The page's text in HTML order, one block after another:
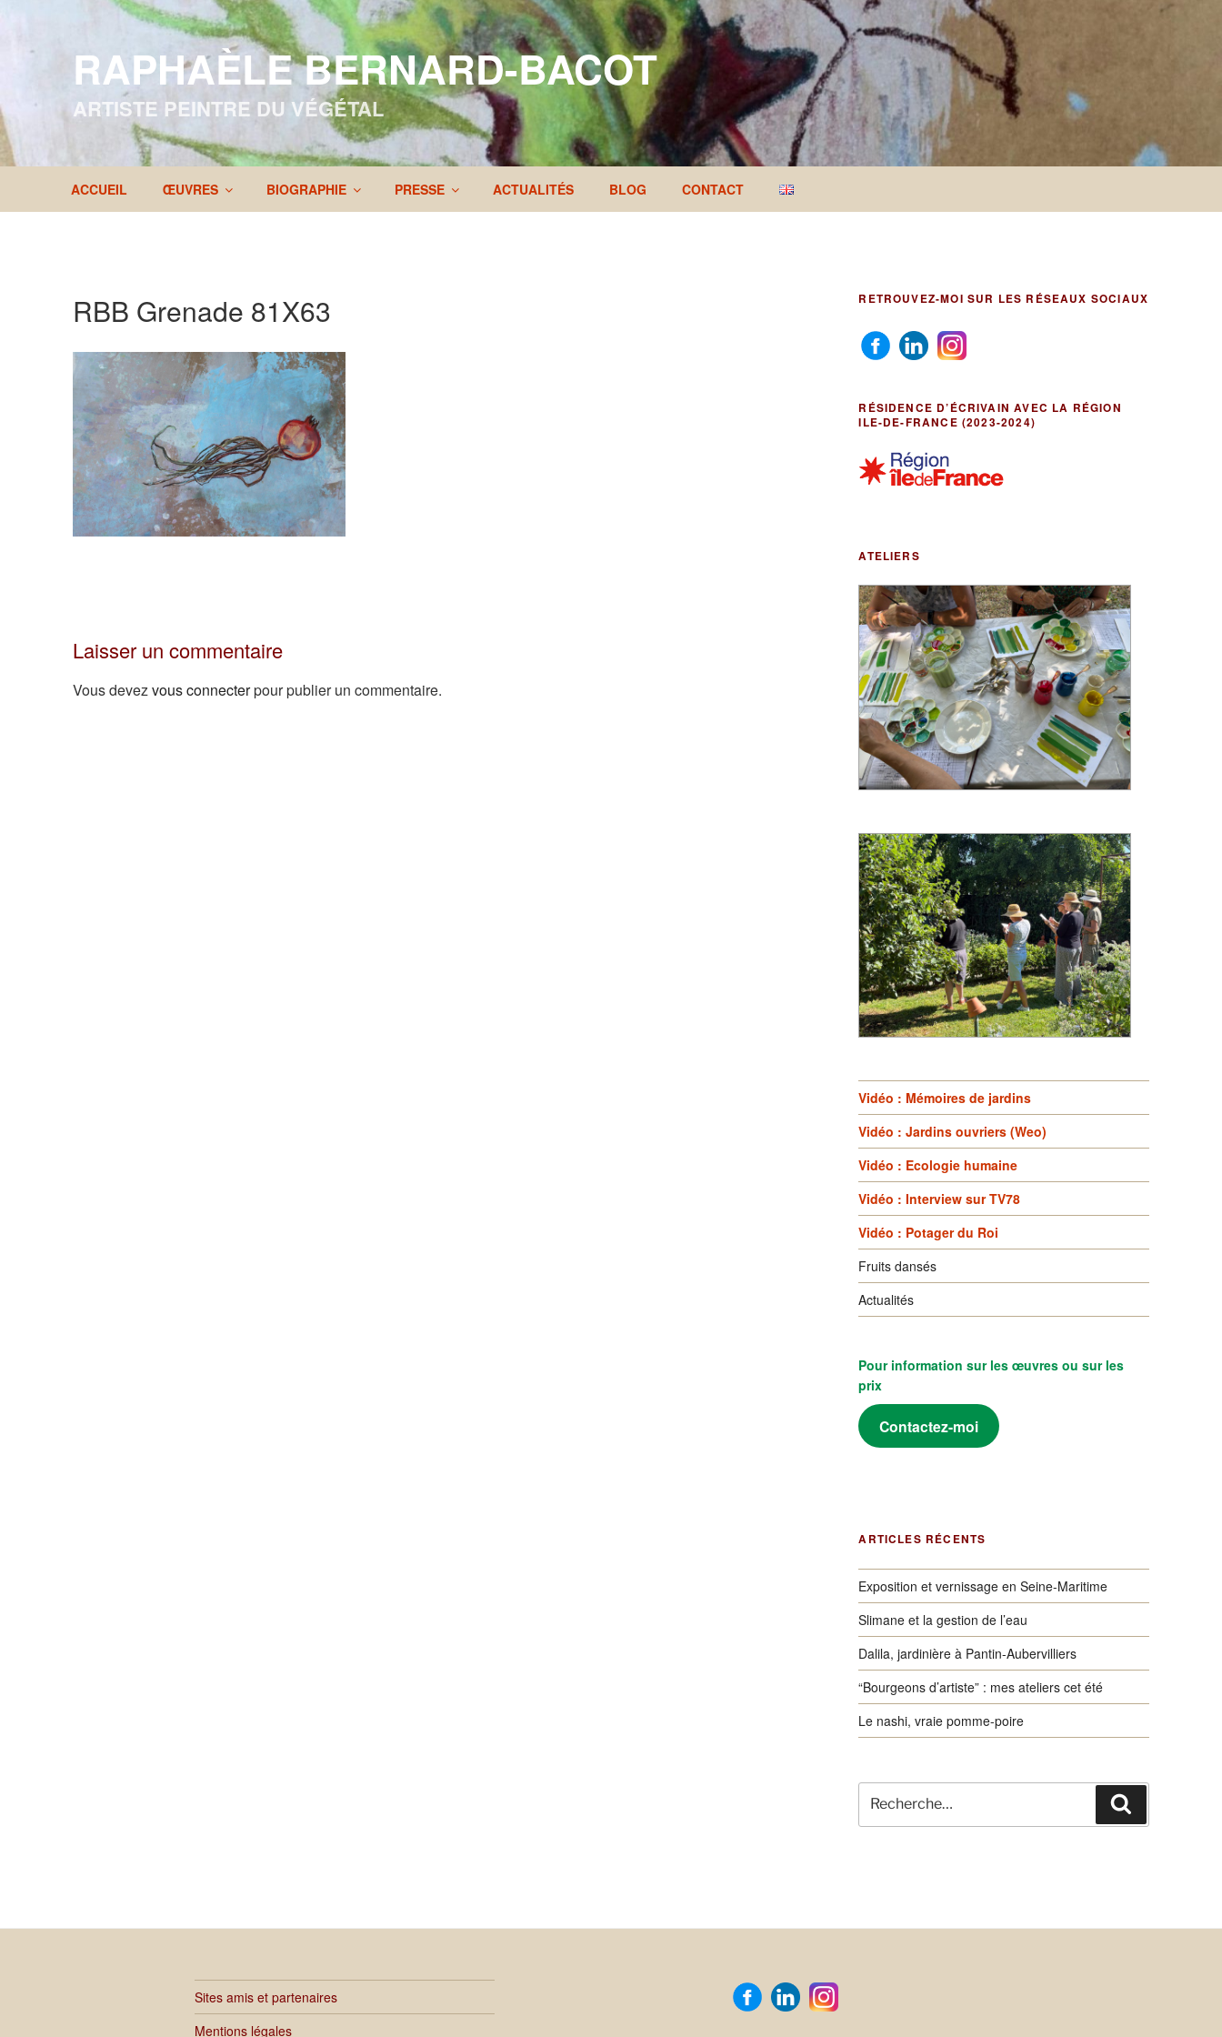
contenu
RAPHAÈLE BERNARD-BACOT
ARTISTE PEINTRE DU VÉGÉTAL
ACCUEIL ŒUVRES BIOGRAPHIE PRESSE ACTUALITÉS BLOG CONTACT
RBB Grenade 81X63
Laisser un commentaire
Vous devezvous connecterpour publier un commentaire.
RETROUVEZ-MOI SUR LES RÉSEAUX SOCIAUX
RÉSIDENCE D’ÉCRIVAIN AVEC LA RÉGION
ILE-DE-FRANCE (2023-2024)
ATELIERS
Vidéo : Mémoires de jardins
Vidéo : Jardins ouvriers (Weo)
Vidéo : Ecologie humaine
Vidéo : Interview sur TV78
Vidéo : Potager du Roi
Fruits dansés
Actualités
Pour information sur les œuvres ou sur les
prix
Contactez-moi
ARTICLES RÉCENTS
Exposition et vernissage en Seine-Maritime
Slimane et la gestion de l’eau
Dalila, jardinière à Pantin-Aubervilliers
“Bourgeons d’artiste” : mes ateliers cet été
Le nashi, vraie pomme-poire
pour
:
Sites amis et partenaires
Mentions légales